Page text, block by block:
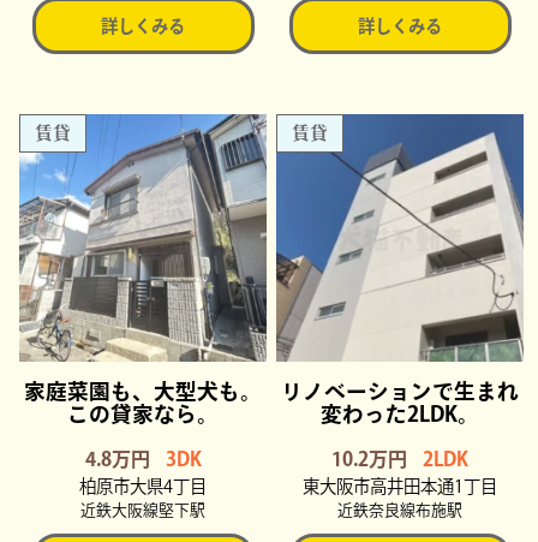
詳しくみる 詳しくみる
賃貸
家庭菜園も、大型犬も。
この貸家なら。
4.8万円 3DK
柏原市大県4丁目
近鉄大阪線堅下駅
賃貸
リノベーションで生まれ
変わった2LDK。
10.2万円 2LDK
東大阪市高井田本通1丁目
近鉄奈良線布施駅